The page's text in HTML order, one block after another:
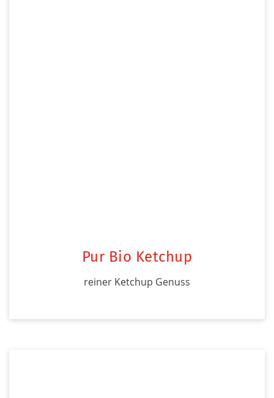
Pur Bio Ketchup
reiner Ketchup Genuss